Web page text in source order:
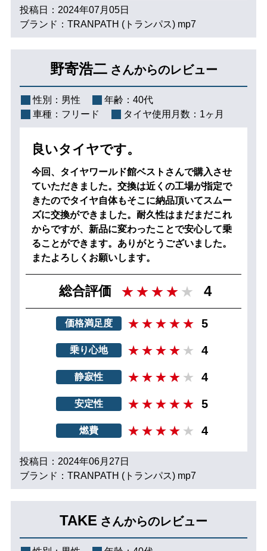
投稿日：2024年07月05日
ブランド：TRANPATH (トランパス) mp7
野寄浩二 さんからのレビュー
性別： 男性 年齢： 40代
車種： フリード タイヤ使用月数： 1ヶ月
良いタイヤです。
今回、タイヤワールド館ベストさんで購入させ
ていただきました。交換は近くの工場が指定で
きたのでタイヤ自体もそこに納品頂いてスムー
ズに交換ができました。耐久性はまだまだこれ
からですが、新品に変わったことで安心して乗
ることができます。ありがとうございました。
またよろしくお願いします。
総合評価 4
価格満足度 5
乗り心地 4
静寂性 4
安定性 5
燃費 4
投稿日：2024年06月27日
ブランド：TRANPATH (トランパス) mp7
TAKE さんからのレビュー